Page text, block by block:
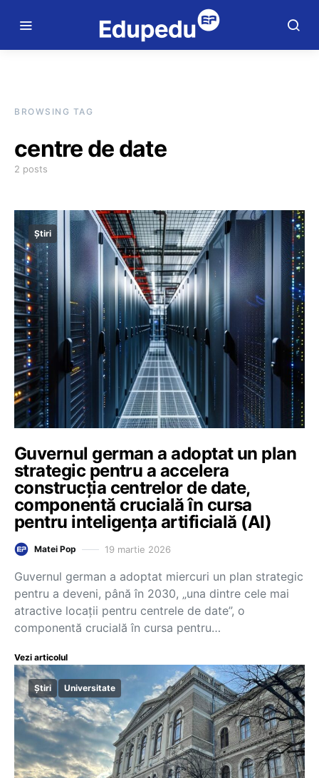
BROWSING TAG
centre de date
2 posts
Știri
Guvernul german a adoptat un plan
strategic pentru a accelera
construcția centrelor de date,
componentă crucială în cursa
pentru inteligența artificială (AI)
Matei Pop 19 martie 2026
Guvernul german a adoptat miercuri un plan strategic
pentru a deveni, până în 2030, „una dintre cele mai
atractive locații pentru centrele de date”, o
componentă crucială în cursa pentru…
Vezi articolul
Știri Universitate